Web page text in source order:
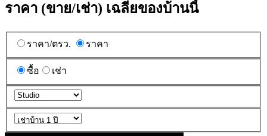
ราคา (ขาย/เช่า) เฉลี่ยของบ้านนี้
ราคา/ตรว. ราคา
ซื้อ เช่า